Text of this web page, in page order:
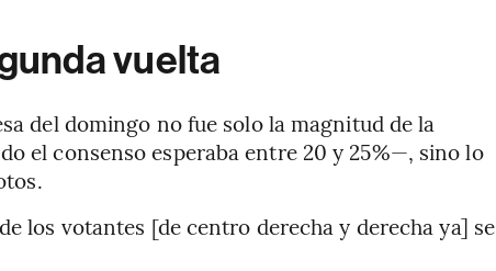
vuelta
del domingo no fue solo la magnitud de la
el consenso esperaba entre 20 y 25%—, sino lo
los votantes [de centro derecha y derecha ya] se